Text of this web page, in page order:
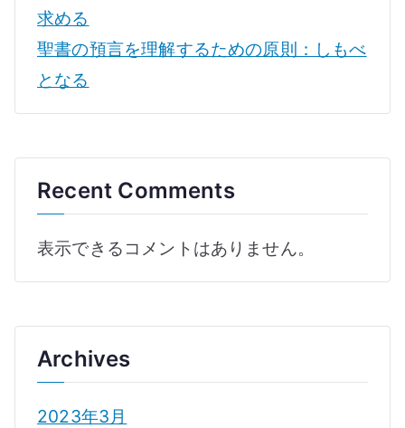
求める
聖書の預言を理解するための原則：しもべ
となる
Recent Comments
表示できるコメントはありません。
Archives
2023年3月